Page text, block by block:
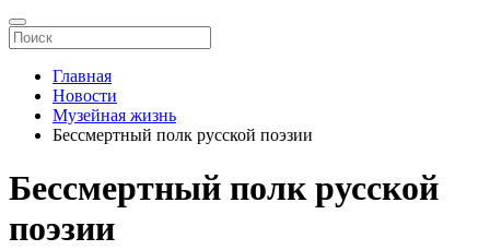
Главная
Новости
Музейная жизнь
Бессмертный полк русской поэзии
Бессмертный полк русской
поэзии